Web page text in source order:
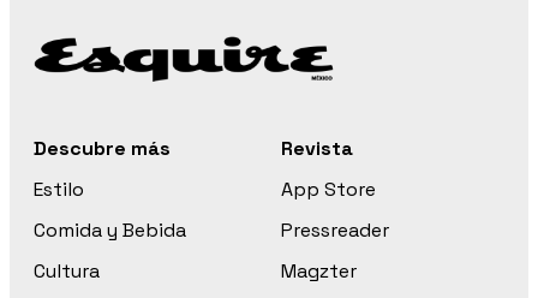
Descubre más
Estilo
Comida y Bebida
Cultura
Revista
App Store
Pressreader
Magzter